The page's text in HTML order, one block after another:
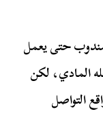
حتى يعمل
المادي، لكن
التواصل